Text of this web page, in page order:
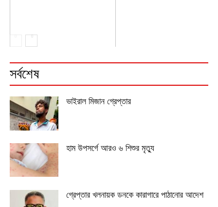
সর্বশেষ
ভাইরাল মিজান গ্রেপ্তার
হাম উপসর্গে আরও ৬ শিশুর মৃত্যু
গ্রেপ্তার খলনায়ক ডনকে কারাগারে পাঠানোর আদেশ